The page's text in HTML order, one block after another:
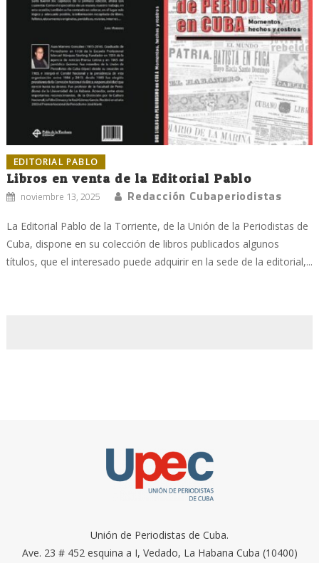
EDITORIAL PABLO
Libros en venta de la Editorial Pablo
noviembre 13, 2025 Redacción Cubaperiodistas
La Editorial Pablo de la Torriente, de la Unión de la Periodistas de
Cuba, dispone en su colección de libros publicados algunos
títulos, que el interesado puede adquirir en la sede de la editorial,...
Unión de Periodistas de Cuba.
Ave. 23 # 452 esquina a I, Vedado, La Habana Cuba (10400)